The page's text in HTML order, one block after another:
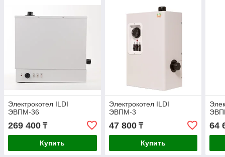
Электрокотел ILDI
ЭВПМ-36
269 400 ₸
Купить
Электрокотел ILDI
ЭВПМ-3
47 800₸
Купить
64